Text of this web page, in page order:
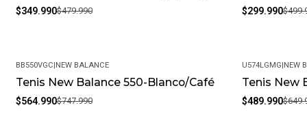
$349.990$479.990 $299.990
-24%
BB550VGC|NEW BALANCE
Tenis New Balance 550-Blanco/Café
$564.990$747.990
-25%
U574LGMG|NEW
Tenis New
$489.990